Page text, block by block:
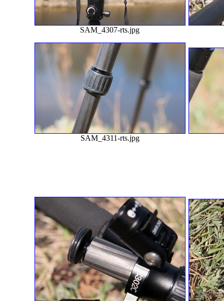
SAM_4307-rts.jpg
SAM_4311-rts.jpg